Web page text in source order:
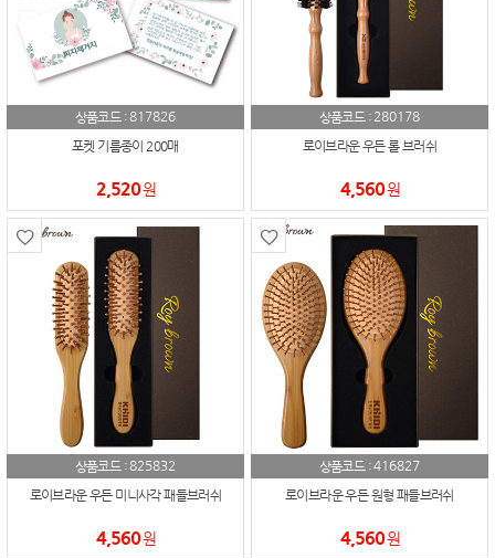
상품코드 :817826
포켓 기름종이 200매
2,520원
상품코드 :280178
로이브라운 우든 롤 브러쉬
4,560원
상품코드 :825832
로이브라운 우든 미니사각 패들브러쉬
4,560원
상품코드 :416827
로이브라운 우든 원형 패들브러쉬
4,560원